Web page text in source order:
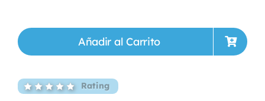
Añadir al Carrito
Rating